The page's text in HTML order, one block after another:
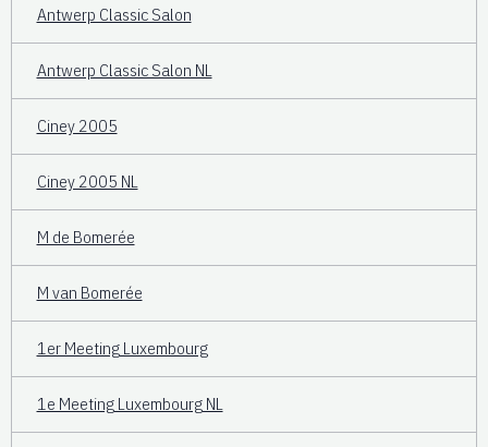
Antwerp Classic Salon
Antwerp Classic Salon NL
Ciney 2005
Ciney 2005 NL
M de Bomerée
M van Bomerée
1er Meeting Luxembourg
1e Meeting Luxembourg NL